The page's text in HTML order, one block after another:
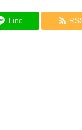
Line